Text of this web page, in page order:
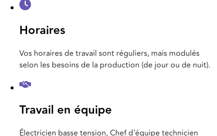
Horaires
Vos horaires de travail sont réguliers, mais modulés
selon les besoins de la production (de jour ou de nuit).
Travail en équipe
Électricien basse tension, Chef d'équipe technicien